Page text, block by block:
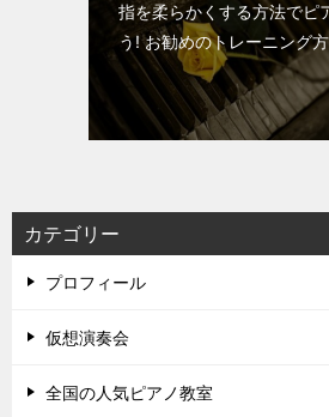
指を柔らかくする方法でピ
う! お勧めのトレーニング
カテゴリー
プロフィール
仮想演奏会
全国の人気ピアノ教室